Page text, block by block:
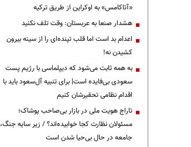
«آتاکامس» به اوکراین از طریق ترکیه
هشدار صنعا به عربستان: وقت تلف نکنید
اعدام بد است اما قلب تپنده‌ای را از سینه بیرون
کشیدن نه!
به همه ثابت می‌شود که دیپلماسی با رژیم پست
سعودی بی‌فایده است| برای تنبیه آل‌سعود باید با
اقدام نظامی تحقیرشان کنیم
تاراج هویت ملی در بازار بی‌صاحب پوشاک؛
مسئولان نظارت کجا خوابیده‌اند؟ / زیر سایه جنگ،
جامعه در حال بی‌حیا شدن است